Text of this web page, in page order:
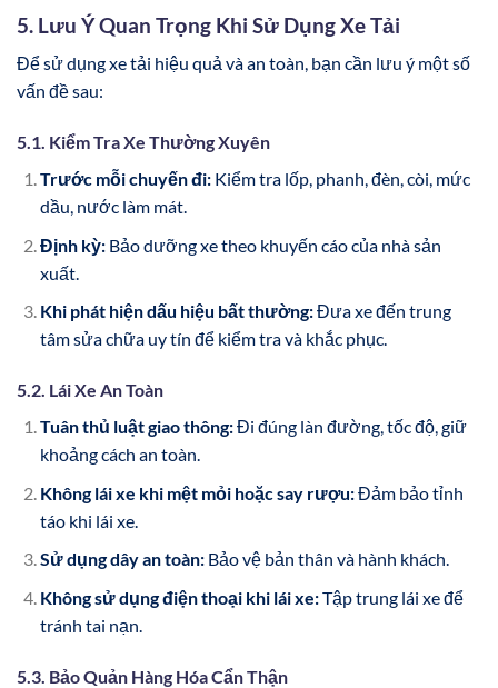
5. Lưu Ý Quan Trọng Khi Sử Dụng Xe Tải
Để sử dụng xe tải hiệu quả và an toàn, bạn cần lưu ý một số
vấn đề sau:
5.1. Kiểm Tra Xe Thường Xuyên
Trước mỗi chuyến đi:Kiểm tra lốp, phanh, đèn, còi, mức
dầu, nước làm mát.
Định kỳ:Bảo dưỡng xe theo khuyến cáo của nhà sản
xuất.
Khi phát hiện dấu hiệu bất thường:Đưa xe đến trung
tâm sửa chữa uy tín để kiểm tra và khắc phục.
5.2. Lái Xe An Toàn
Tuân thủ luật giao thông:Đi đúng làn đường, tốc độ, giữ
khoảng cách an toàn.
Không lái xe khi mệt mỏi hoặc say rượu:Đảm bảo tỉnh
táo khi lái xe.
Sử dụng dây an toàn:Bảo vệ bản thân và hành khách.
Không sử dụng điện thoại khi lái xe:Tập trung lái xe để
tránh tai nạn.
5.3. Bảo Quản Hàng Hóa Cẩn Thận